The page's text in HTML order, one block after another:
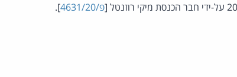
פ/4631/20 ].